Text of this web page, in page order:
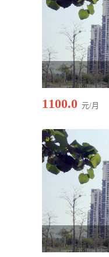
1100.0 元/月